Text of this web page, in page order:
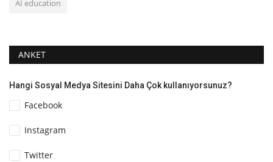
AI education
ANKET
Hangi Sosyal Medya Sitesini Daha Çok kullanıyorsunuz?
Facebook
Instagram
Twitter